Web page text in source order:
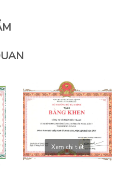
Xem chi tiết